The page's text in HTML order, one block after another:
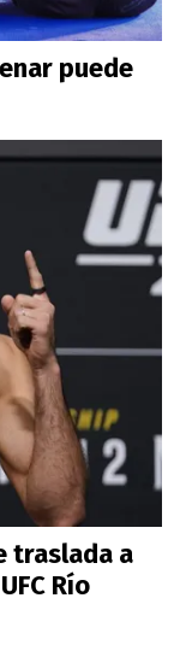
puede
traslada a
Río